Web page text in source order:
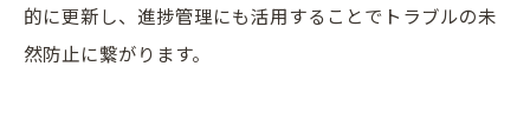
的に更新し、進捗管理にも活用することでトラブルの未
然防止に繋がります。